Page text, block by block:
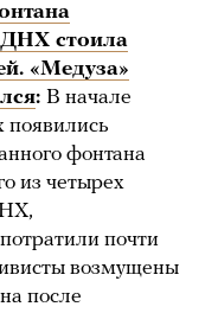
стоила
«Медуза»
: В начале
появились
фонтана
из четырех
почти
возмущены
после